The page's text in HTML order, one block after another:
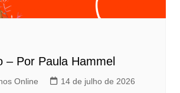
– Por Paula Hammel
Online 14 de julho de 2026